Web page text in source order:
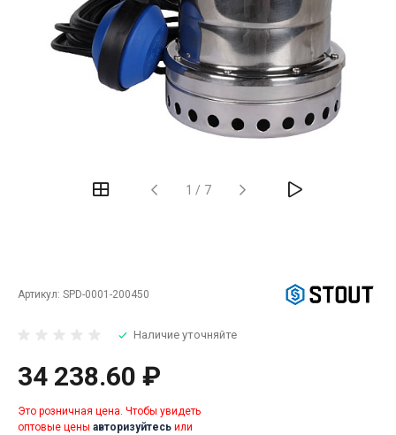
1 / 7
Артикул: SPD-0001-200450
Наличие уточняйте
34 238.60 ₽
Это розничная цена. Чтобы увидеть
оптовые цены авторизуйтесь или